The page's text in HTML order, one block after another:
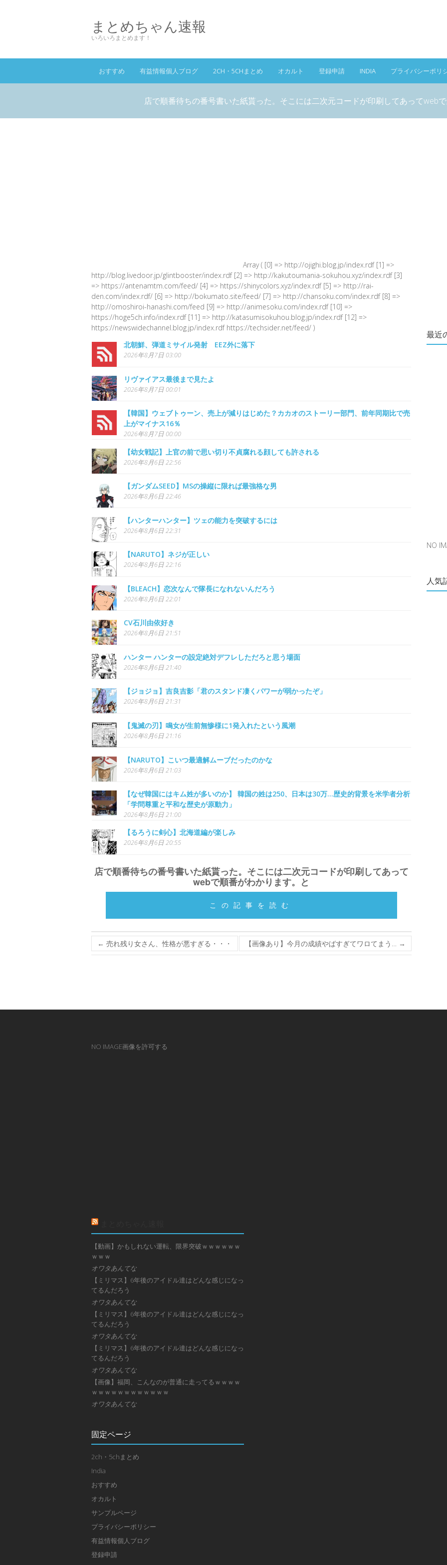
まとめちゃん速報
いろいろまとめます！
おすすめ 有益情報個人ブログ 2CH・5CHまとめ オカルト 登録申請 INDIA プライバシーポリ
店で順番待ちの番号書いた紙貰った。そこには二次元コードが印刷してあってweb
Array ( [0] => http://ojighi.blog.jp/index.rdf [1] =>
http://blog.livedoor.jp/glintbooster/index.rdf [2] => http://kakutoumania-sokuhou.xyz/index.rdf [3]
=> https://antenamtm.com/feed/ [4] => https://shinycolors.xyz/index.rdf [5] => http://rai-
den.com/index.rdf/ [6] => http://bokumato.site/feed/ [7] => http://chansoku.com/index.rdf [8] =>
http://omoshiroi-hanashi.com/feed [9] => http://animesoku.com/index.rdf [10] =>
https://hoge5ch.info/index.rdf [11] => http://katasumisokuhou.blog.jp/index.rdf [12] =>
https://newswidechannel.blog.jp/index.rdf https://techsider.net/feed/ )
北朝鮮、弾道ミサイル発射 EEZ外に落下
2026年8月7日 03:00
リヴァイアス最後まで見たよ
2026年8月7日 00:01
【韓国】ウェブトゥーン、売上が減りはじめた？カカオのストーリー部門、前年同期比で売
上がマイナス16％
2026年8月7日 00:00
【幼女戦記】上官の前で思い切り不貞腐れる顔しても許される
2026年8月6日 22:56
【ガンダムSEED】MSの操縦に限れば最強格な男
2026年8月6日 22:46
【ハンターハンター】ツェの能力を突破するには
2026年8月6日 22:31
【NARUTO】ネジが正しい
2026年8月6日 22:16
【BLEACH】恋次なんで隊長になれないんだろう
2026年8月6日 22:01
CV石川由依好き
2026年8月6日 21:51
ハンター ハンターの設定絶対デフレしただろと思う場面
2026年8月6日 21:40
【ジョジョ】吉良吉影「君のスタンド凄くパワーが弱かったぞ」
2026年8月6日 21:31
【鬼滅の刃】鳴女が生前無惨様に1発入れたという風潮
2026年8月6日 21:16
【NARUTO】こいつ最適解ムーブだったのかな
2026年8月6日 21:03
【なぜ韓国にはキム姓が多いのか】 韓国の姓は250、日本は30万…歴史的背景を米学者分析
「学問尊重と平和な歴史が原動力」
2026年8月6日 21:00
【るろうに剣心】北海道編が楽しみ
2026年8月6日 20:55
店で順番待ちの番号書いた紙貰った。そこには二次元コードが印刷してあって
webで順番がわかります。と
この記事を読む
← 売れ残り女さん、性格が悪すぎる・・・ 【画像あり】今月の成績やばすぎてワロてまう… →
最近
NO
人気
NO IMAGE画像を許可する
【動画】かもしれない運転、限界突破ｗｗｗｗｗｗ
ｗｗｗ
オワタあんてな
【ミリマス】6年後のアイドル達はどんな感じになっ
てるんだろう
オワタあんてな
【ミリマス】6年後のアイドル達はどんな感じになっ
てるんだろう
オワタあんてな
【ミリマス】6年後のアイドル達はどんな感じになっ
てるんだろう
オワタあんてな
【画像】福岡、こんなのが普通に走ってるｗｗｗｗ
ｗｗｗｗｗｗｗｗｗｗｗｗ
オワタあんてな
固定ページ
2ch・5chまとめ
India
おすすめ
オカルト
サンプルページ
プライバシーポリシー
有益情報個人ブログ
登録申請